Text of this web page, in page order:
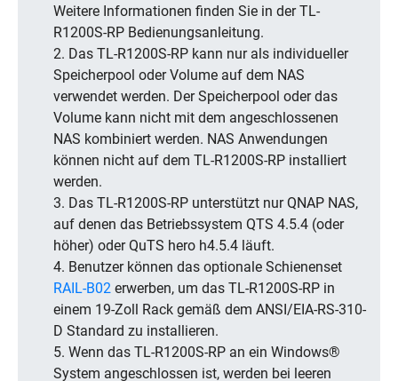
Weitere Informationen finden Sie in der TL-
R1200S-RP Bedienungsanleitung.
2. Das TL-R1200S-RP kann nur als individueller
Speicherpool oder Volume auf dem NAS
verwendet werden. Der Speicherpool oder das
Volume kann nicht mit dem angeschlossenen
NAS kombiniert werden. NAS Anwendungen
können nicht auf dem TL-R1200S-RP installiert
werden.
3. Das TL-R1200S-RP unterstützt nur QNAP NAS,
auf denen das Betriebssystem QTS 4.5.4 (oder
höher) oder QuTS hero h4.5.4 läuft.
4. Benutzer können das optionale Schienenset
RAIL-B02 erwerben, um das TL-R1200S-RP in
einem 19-Zoll Rack gemäß dem ANSI/EIA-RS-310-
D Standard zu installieren.
5. Wenn das TL-R1200S-RP an ein Windows®
System angeschlossen ist, werden bei leeren